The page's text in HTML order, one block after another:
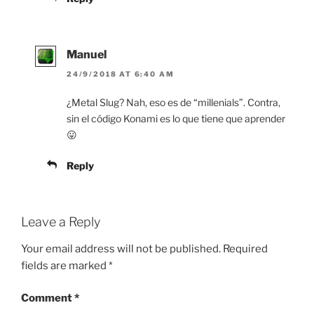
Manuel
24/9/2018 AT 6:40 AM
¿Metal Slug? Nah, eso es de “millenials”. Contra,
sin el código Konami es lo que tiene que aprender
😛
Reply
Leave a Reply
Your email address will not be published. Required
fields are marked *
Comment*